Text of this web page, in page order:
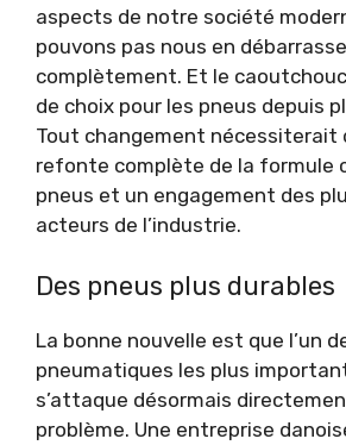
aspects de notre société
pouvons pas nous en
complètement. Et le
de choix pour les pneus depuis
Tout changement nécessiterait
refonte complète de la formule
pneus et un engagement des
acteurs de l’industrie.
Des pneus plus durables
La bonne nouvelle est que l’un
pneumatiques les plus
s’attaque désormais
problème. Une entreprise